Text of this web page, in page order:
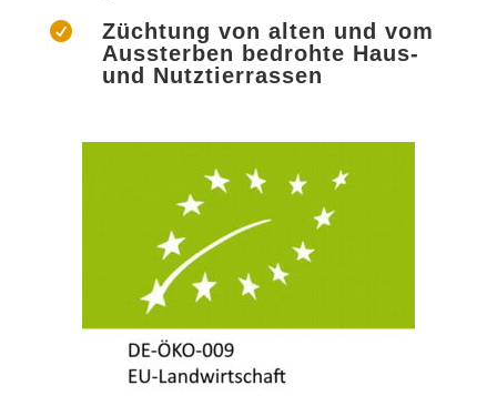

Züchtung von alten und vom
Aussterben bedrohte Haus-
und Nutztierrassen